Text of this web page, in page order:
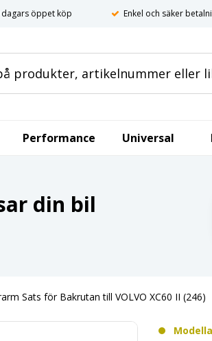
dagars öppet köp Enkel och säker
Performance Universal
din bil
Sats för Bakrutan till VOLVO XC60 II (246)